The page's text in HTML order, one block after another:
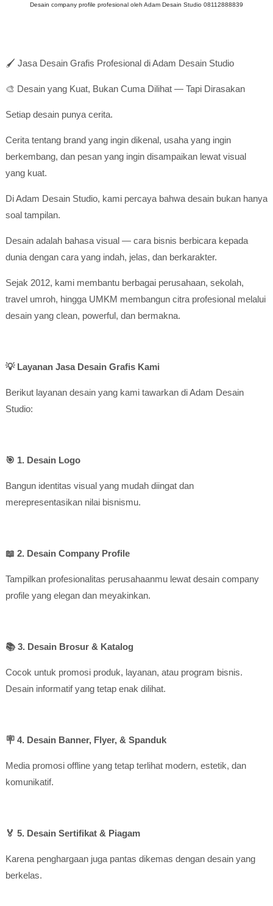
Desain company profile profesional oleh Adam Desain Studio 08112888839
🖌️ Jasa Desain Grafis Profesional di Adam Desain Studio
🎨 Desain yang Kuat, Bukan Cuma Dilihat — Tapi Dirasakan
Setiap desain punya cerita.
Cerita tentang brand yang ingin dikenal, usaha yang ingin
berkembang, dan pesan yang ingin disampaikan lewat visual
yang kuat.
Di Adam Desain Studio, kami percaya bahwa desain bukan hanya
soal tampilan.
Desain adalah bahasa visual — cara bisnis berbicara kepada
dunia dengan cara yang indah, jelas, dan berkarakter.
Sejak 2012, kami membantu berbagai perusahaan, sekolah,
travel umroh, hingga UMKM membangun citra profesional melalui
desain yang clean, powerful, dan bermakna.
💡 Layanan Jasa Desain Grafis Kami
Berikut layanan desain yang kami tawarkan di Adam Desain
Studio:
🎯 1. Desain Logo
Bangun identitas visual yang mudah diingat dan
merepresentasikan nilai bisnismu.
📖 2. Desain Company Profile
Tampilkan profesionalitas perusahaanmu lewat desain company
profile yang elegan dan meyakinkan.
📚 3. Desain Brosur & Katalog
Cocok untuk promosi produk, layanan, atau program bisnis.
Desain informatif yang tetap enak dilihat.
🪧 4. Desain Banner, Flyer, & Spanduk
Media promosi offline yang tetap terlihat modern, estetik, dan
komunikatif.
🏅 5. Desain Sertifikat & Piagam
Karena penghargaan juga pantas dikemas dengan desain yang
berkelas.